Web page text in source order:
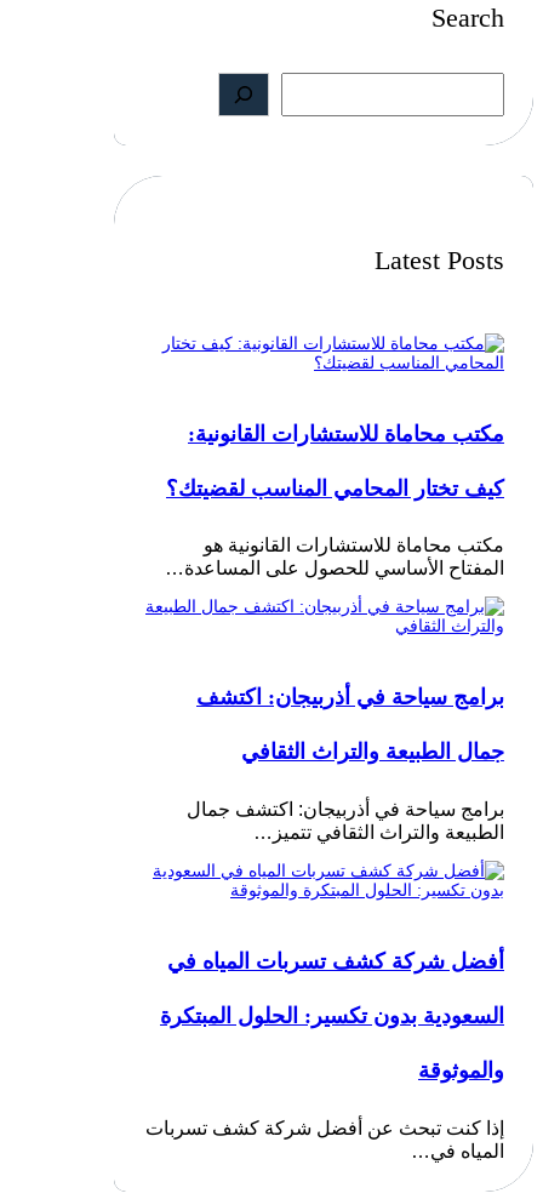
Search
a
r
Latest Posts
مكتب محاماة للاستشارات القانونية:
كيف تختار المحامي المناسب لقضيتك؟
مكتب محاماة للاستشارات القانونية هو
المفتاح الأساسي للحصول على المساعدة…
برامج سياحة في أذربيجان: اكتشف
جمال الطبيعة والتراث الثقافي
برامج سياحة في أذربيجان: اكتشف جمال
الطبيعة والتراث الثقافي تتميز…
أفضل شركة كشف تسربات المياه في
السعودية بدون تكسير: الحلول المبتكرة
والموثوقة
إذا كنت تبحث عن أفضل شركة كشف تسربات
المياه في…